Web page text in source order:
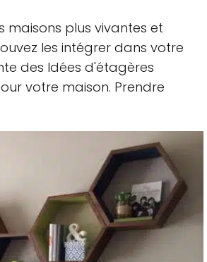
maisons plus vivantes et
les intégrer dans votre
des Idées d'étagères
votre maison. Prendre